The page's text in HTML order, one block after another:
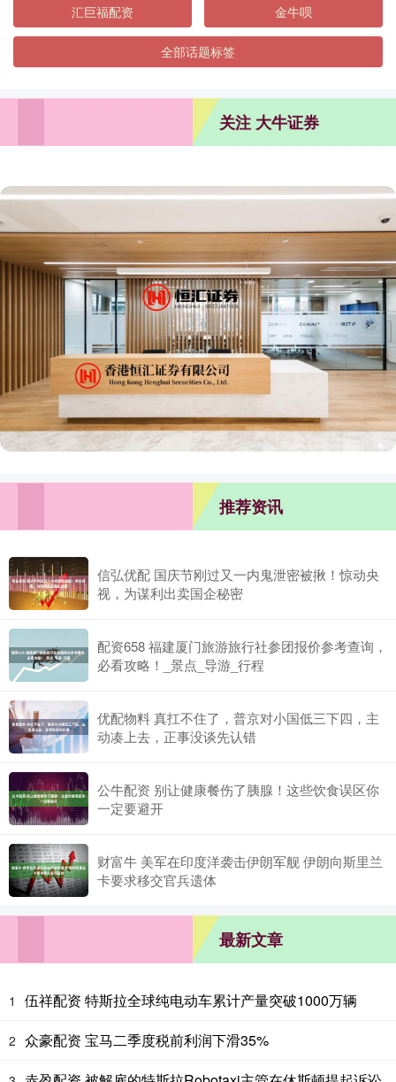
汇巨福配资 金牛呗
全部话题标签
关注 大牛证券
推荐资讯
信弘优配 国庆节刚过又一内鬼泄密被揪！惊动央
视，为谋利出卖国企秘密
配资658 福建厦门旅游旅行社参团报价参考查询，
必看攻略！_景点_导游_行程
优配物料 真扛不住了，普京对小国低三下四，主
动凑上去，正事没谈先认错
公牛配资 别让健康餐伤了胰腺！这些饮食误区你
一定要避开
财富牛 美军在印度洋袭击伊朗军舰 伊朗向斯里兰
卡要求移交官兵遗体
最新文章
1 伍祥配资 特斯拉全球纯电动车累计产量突破1000万辆
2 众豪配资 宝马二季度税前利润下滑35%